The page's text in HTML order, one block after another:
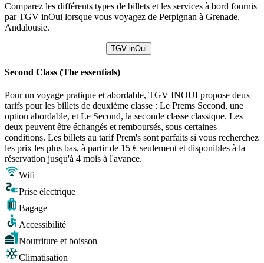
Comparez les différents types de billets et les services à bord fournis
par TGV inOui lorsque vous voyagez de Perpignan à Grenade,
Andalousie.
TGV inOui
Second Class (The essentials)
Pour un voyage pratique et abordable, TGV INOUI propose deux
tarifs pour les billets de deuxième classe : Le Prems Second, une
option abordable, et Le Second, la seconde classe classique. Les
deux peuvent être échangés et remboursés, sous certaines
conditions. Les billets au tarif Prem's sont parfaits si vous recherchez
les prix les plus bas, à partir de 15 € seulement et disponibles à la
réservation jusqu'à 4 mois à l'avance.
Wifi
Prise électrique
Bagage
Accessibilité
Nourriture et boisson
Climatisation